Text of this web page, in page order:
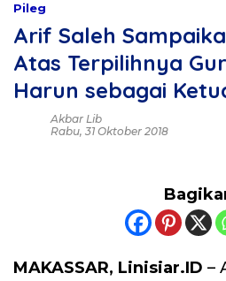
Pileg
Arif Saleh
Atas Terpilihnya
Harun sebagai
Akbar Lib
Rabu, 31 Oktober 2018
MAKASSAR, Linisiar.ID –